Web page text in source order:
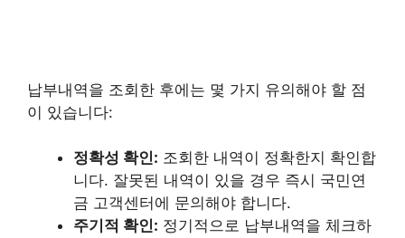
납부내역을 조회한 후에는 몇 가지 유의해야 할 점
이 있습니다:
정확성 확인: 조회한 내역이 정확한지 확인합
니다. 잘못된 내역이 있을 경우 즉시 국민연
금 고객센터에 문의해야 합니다.
주기적 확인: 정기적으로 납부내역을 체크하